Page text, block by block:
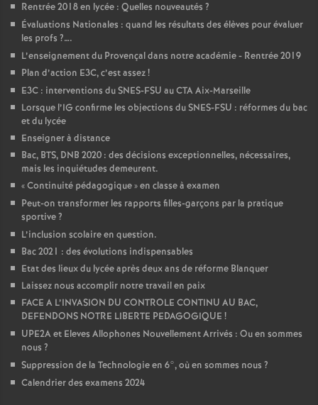
Rentrée 2018 en lycée : Quelles nouveautés ?
Évaluations Nationales : quand les résultats des élèves pour évaluer
les profs ?….
L’enseignement du Provençal dans notre académie - Rentrée 2019
Plan d’action E3C, c’est assez!
E3C : interventions du SNES-FSU au CTA Aix-Marseille
Lorsque l’IG confirme les objections du SNES-FSU : réformes du bac
et du lycée
Enseigner à distance
Bac, BTS, DNB 2020 : des décisions exceptionnelles, nécessaires,
mais les inquiétudes demeurent.
«Continuité pédagogique» en classe à examen
Peut-on transformer les rapports filles-garçons par la pratique
sportive?
L’inclusion scolaire en question.
Bac 2021 : des évolutions indispensables
Etat des lieux du lycée après deux ans de réforme Blanquer
Laissez nous accomplir notre travail en paix
FACE A L’INVASION DU CONTROLE CONTINU AU BAC,
DEFENDONS NOTRE LIBERTE PEDAGOGIQUE !
UPE2A et Eleves Allophones Nouvellement Arrivés : Ou en sommes
nous ?
Suppression de la Technologie en 6°, où en sommes nous ?
Calendrier des examens 2024